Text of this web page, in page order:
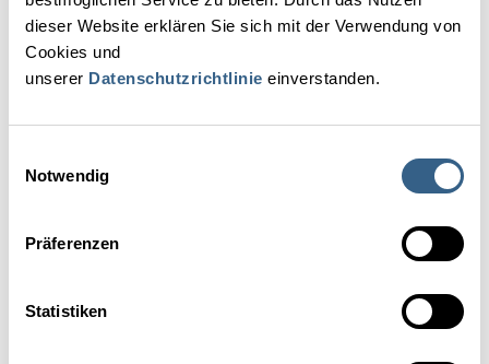
dieser Website erklären Sie sich mit der Verwendung von
Cookies und
unserer Datenschutzrichtlinie einverstanden.
Notwendig
Präferenzen
Statistiken
Außerordentliche Mitglieder - Tourismusschulen
Außerordentliche Mitglieder - weitere Verbände und